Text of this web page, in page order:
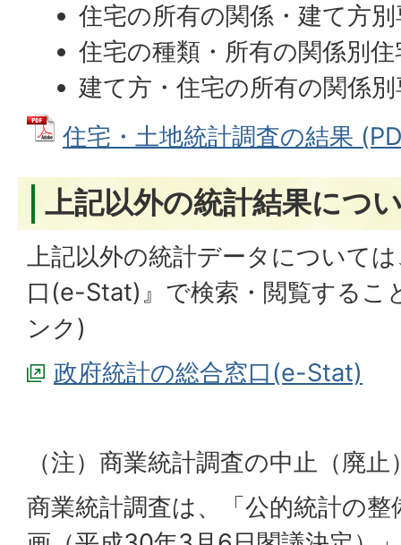
住宅の所有の関係・建て方
住宅の種類・所有の関係別
建て方・住宅の所有の関係
住宅・土地統計調査の結果
上記以外の統計結果につ
上記以外の統計データについて
口(e-Stat)』で検索・閲覧するこ
ンク)
政府統計の総合窓口(e-Stat)
（注）商業統計調査の中止（廃
商業統計調査は、「公的統計の